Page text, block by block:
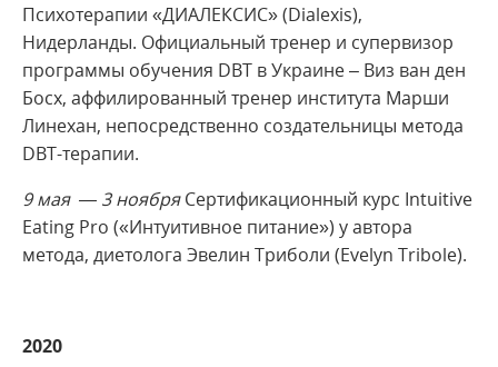
Психотерапии «ДИАЛЕКСИС» (Dialexis),
Нидерланды. Официальный тренер и супервизор
программы обучения DBT в Украине – Виз ван ден
Босх, аффилированный тренер института Марши
Линехан, непосредственно создательницы метода
DBT-терапии.
9 мая — 3 ноябряСертификационный курс Intuitive
Eating Pro («Интуитивное питание») у автора
метода, диетолога Эвелин Триболи (Evelyn Tribole).
2020